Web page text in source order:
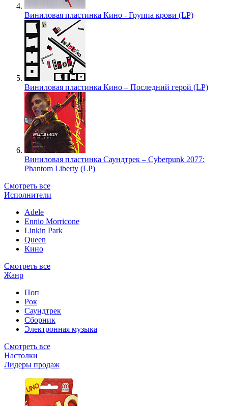
Виниловая пластинка Кино - Группа крови (LP)
Виниловая пластинка Кино – Последний герой (LP)
Виниловая пластинка Саундтрек – Cyberpunk 2077:
Phantom Liberty (LP)
Смотреть все
Исполнители
Adele
Ennio Morricone
Linkin Park
Queen
Кино
Смотреть все
Жанр
Поп
Рок
Саундтрек
Сборник
Электронная музыка
Смотреть все
Настолки
Лидеры продаж